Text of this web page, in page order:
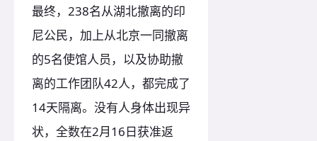
最终，238名从湖北撤离的印
尼公民，加上从北京一同撤离
的5名使馆人员，以及协助撤
离的工作团队42人，都完成了
14天隔离。没有人身体出现异
状，全数在2月16日获准返